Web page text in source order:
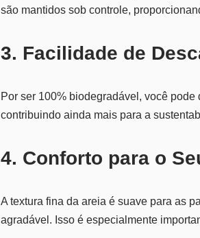
são mantidos sob controle,
3. Facilidade de
Por ser 100% biodegradável, você
contribuindo ainda mais para a
4. Conforto para o
A textura fina da areia é suave para as
agradável. Isso é especialmente